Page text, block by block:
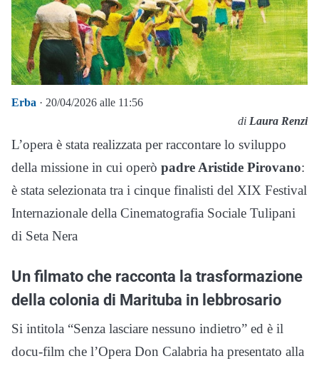
Erba · 20/04/2026 alle 11:56
di Laura Renzi
L’opera è stata realizzata per raccontare lo sviluppo
della missione in cui operò padre Aristide Pirovano:
è stata selezionata tra i cinque finalisti del XIX Festival
Internazionale della Cinematografia Sociale Tulipani
di Seta Nera
Un filmato che racconta la trasformazione
della colonia di Marituba in lebbrosario
Si intitola “Senza lasciare nessuno indietro” ed è il
docu-film che l’Opera Don Calabria ha presentato alla